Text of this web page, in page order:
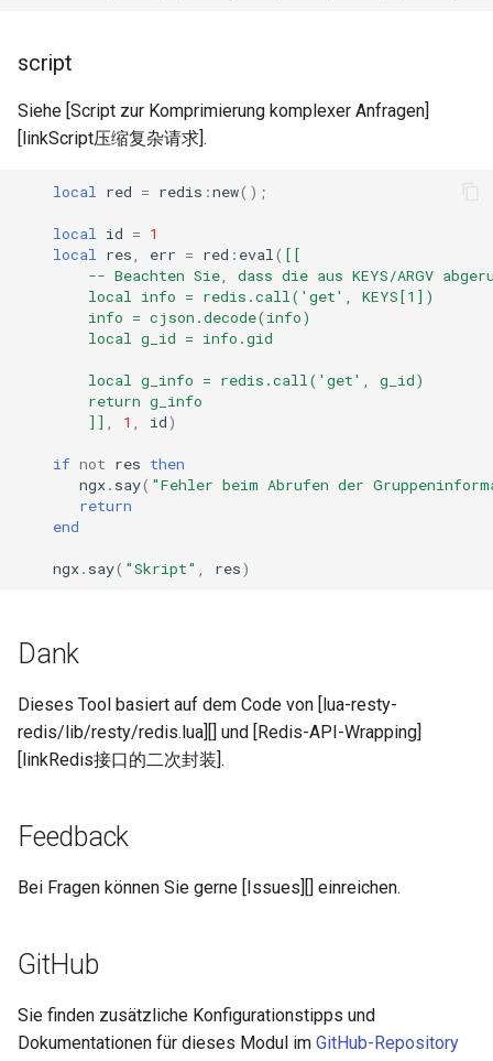
security-headers
security
selective-cache-purge
server-redirect
shibboleth
slowfs
small-light
sorted-args
srt
sticky
stream-lua
stream-sts
stream-upsync
sts
script
Siehe [Script zur Komprimierung komplexer Anfragen]
[linkScript压缩复杂请求].
local red = redis :new();
local id = 1
local
res err = red : eval ( [[
-- Beachten Sie, dass die aus KEYS/ARGV
        local info = redis.call('get', KEYS[1])
        info = cjson.decode(info)
        local g_id = info.gid
        local g_info = redis.call('get', g_id)
        return g_info
        ]]
1 id)
if not res then
ngx. say( "Fehler beim Abrufen der
return
end
ngx. say( "Skript" res)
Dank
Dieses Tool basiert auf dem Code von [lua-resty-
redis/lib/resty/redis.lua][] und [Redis-API-Wrapping]
[linkRedis接口的二次封装].
Feedback
Bei Fragen können Sie gerne [Issues][] einreichen.
GitHub
Sie finden zusätzliche Konfigurationstipps und
Dokumentationen für dieses Modul im GitHub-Repository